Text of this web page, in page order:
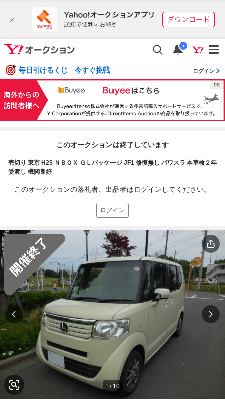
i
毎日引けるくじ 今すぐ挑戦 ログイン
このオークションは終了しています
売切り 東京 H25 ＮＢＯＸ ＧＬパッケージ JF1 修復無し パワスラ 本車検２年
受渡し 機関良好
このオークションの落札者、出品者はログインしてください。
ログイン
1 / 10